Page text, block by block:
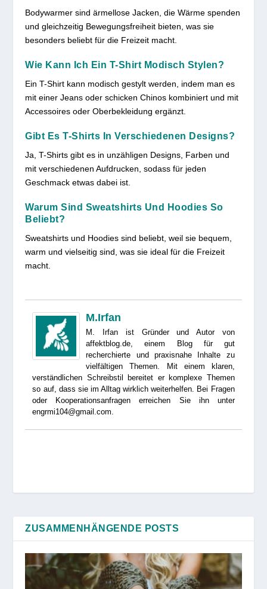
Bodywarmer sind ärmellose Jacken, die Wärme spenden
und gleichzeitig Bewegungsfreiheit bieten, was sie
besonders beliebt für die Freizeit macht.
Wie Kann Ich Ein T-Shirt Modisch Stylen?
Ein T-Shirt kann modisch gestylt werden, indem man es
mit einer Jeans oder schicken Chinos kombiniert und mit
Accessoires oder Oberbekleidung ergänzt.
Gibt Es T-Shirts In Verschiedenen Designs?
Ja, T-Shirts gibt es in unzähligen Designs, Farben und
mit verschiedenen Aufdrucken, sodass für jeden
Geschmack etwas dabei ist.
Warum Sind Sweatshirts Und Hoodies So
Beliebt?
Sweatshirts und Hoodies sind beliebt, weil sie bequem,
warm und vielseitig sind, was sie ideal für die Freizeit
macht.
M.Irfan
M. Irfan ist Gründer und Autor von
affektblog.de, einem Blog für gut
recherchierte und praxisnahe Inhalte zu
vielfältigen Themen. Mit einem klaren,
verständlichen Schreibstil bereitet er komplexe Themen
so auf, dass sie im Alltag wirklich weiterhelfen. Bei Fragen
oder Kooperationsanfragen erreichen Sie ihn unter
engrmi104@gmail.com.
ZUSAMMENHÄNGENDE POSTS